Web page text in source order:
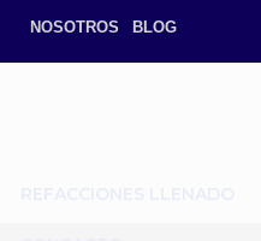
NOSOTROS BLOG